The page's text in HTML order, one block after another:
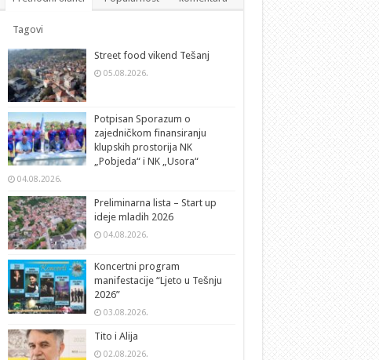
Tagovi
Street food vikend Tešanj
05.08.2026.
Potpisan Sporazum o
zajedničkom finansiranju
klupskih prostorija NK
„Pobjeda“ i NK „Usora“
04.08.2026.
Preliminarna lista – Start up
ideje mladih 2026
04.08.2026.
Koncertni program
manifestacije “Ljeto u Tešnju
2026”
03.08.2026.
Tito i Alija
02.08.2026.